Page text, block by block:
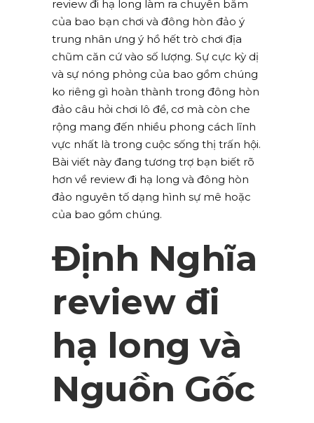
review đi hạ long làm ra chuyên bẵm
của bao bạn chơi và đông hòn đảo ý
trung nhân ưng ý hồ hết trò chơi địa
chũm căn cứ vào số lượng. Sự cực kỳ dị
và sự nóng phỏng của bao gồm chúng
ko riêng gì hoàn thành trong đông hòn
đảo câu hỏi chơi lô đề, cơ mà còn che
rộng mang đến nhiều phong cách lĩnh
vực nhất là trong cuộc sống thị trấn hội.
Bài viết này đang tương trợ bạn biết rõ
hơn về review đi hạ long và đông hòn
đảo nguyên tố dạng hình sự mê hoặc
của bao gồm chúng.
Định Nghĩa
review đi
hạ long và
Nguồn Gốc